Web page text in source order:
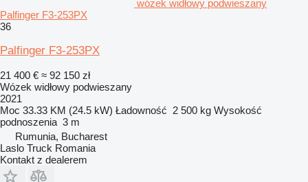
wózek widłowy podwieszany
Palfinger F3-253PX
36
Palfinger F3-253PX
21 400 € ≈ 92 150 zł
Wózek widłowy podwieszany
2021
Moc 33.33 KM (24.5 kW) Ładowność 2 500 kg Wysokość
podnoszenia 3 m
Rumunia, Bucharest
Laslo Truck Romania
Kontakt z dealerem